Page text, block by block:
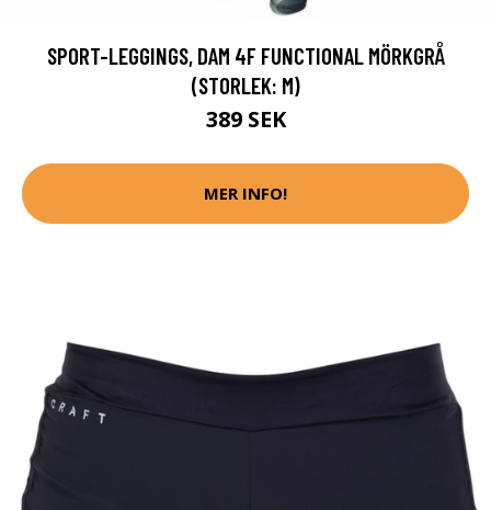
SPORT-LEGGINGS, DAM 4F FUNCTIONAL MÖRKGRÅ
(STORLEK: M)
389 SEK
MER INFO!